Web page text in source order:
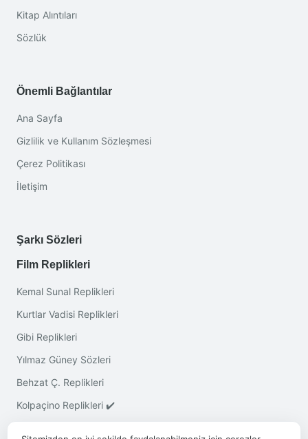
Kitap Alıntıları
Sözlük
Önemli Bağlantılar
Ana Sayfa
Gizlilik ve Kullanım Sözleşmesi
Çerez Politikası
İletişim
Şarkı Sözleri
Film Replikleri
Kemal Sunal Replikleri
Kurtlar Vadisi Replikleri
Gibi Replikleri
Yılmaz Güney Sözleri
Behzat Ç. Replikleri
Kolpaçino Replikleri ✔️